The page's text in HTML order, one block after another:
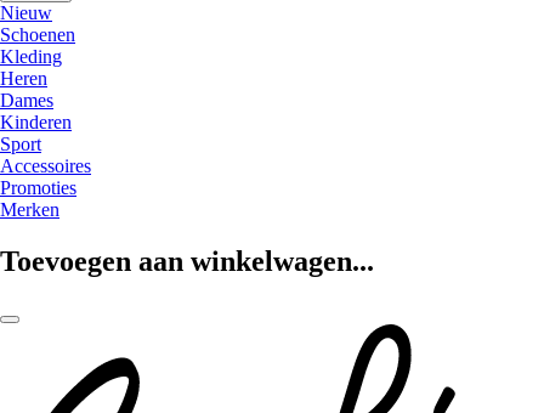
Nieuw
Schoenen
Kleding
Heren
Dames
Kinderen
Sport
Accessoires
Promoties
Merken
Toevoegen aan winkelwagen...